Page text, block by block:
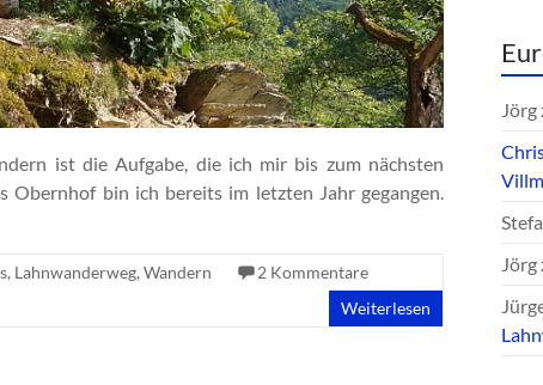
ist die Aufgabe, die ich mir bis zum nächsten
Obernhof bin ich bereits im letzten Jahr gegangen.
, Lahnwanderweg, Wandern
2 Kommentare
Weiterlesen
Jörg
Jörg